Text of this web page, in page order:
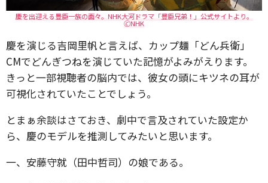
慶を出迎える豊臣一族の面々。NHK大河ドラマ「豊臣兄弟！」公式サイトより。
🄫NHK
慶を演じる吉岡里帆と言えば、カップ麺「どん兵衛」
CMでどんぎつねを演じていた記憶がよみがえります。
きっと一部視聴者の脳内では、彼女の頭にキツネの耳が
可視化されていたことでしょう。
とまぁ余談はさておき、劇中で言及されていた設定か
ら、慶のモデルを推測してみたいと思います。
一、安藤守就（田中哲司）の娘である。